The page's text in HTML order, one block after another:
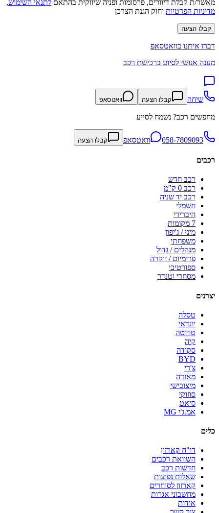
מאשר/ת קבלת דיוורים, פרסומות ופניה שיווקית בהתאם לתנאי השימוש,
מדיניות הפרטיות וחוק הגנת הצרכן
קבלו הצעה
דברו איתנו בוואטסאפ
מענה אנושי לסיוע ברכישת רכב
שיחה קבלו הצעה וואטסאפ
מחפשים רכב? נשמח לסייע
058-7809093 וואטסאפ קבלו הצעה
רכבים
רכב חדש
רכב 0 ק"מ
רכב יד שניה
חשמלי
היברידי
7 מקומות
מיני / ג'יפון
משפחתי
מנהלים / גדול
פרימיום / יוקרה
ספורטיבי
מסחרי וטנדר
יצרנים
טסלה
יונדאי
טויוטה
קיה
סקודה
BYD
צ'רי
מאזדה
מיצובישי
סוזוקי
סיאט
אמ.ג'י MG
כלים
דו"ח קארזון
השוואת רכבים
חדשות רכב
שאלות נפוצות
קארזון לסוחרים
מחשבוני אגרות
אודות